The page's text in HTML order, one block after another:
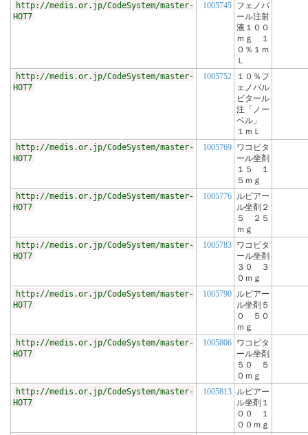
http://medis.or.jp/CodeSystem/master-
HOT7
1005745 フェノバ
ール注射
液１００
ｍｇ １
０％１ｍ
Ｌ
http://medis.or.jp/CodeSystem/master-
HOT7
1005752
１０％フ
ェノバル
ビタール
注「ノー
ベル」
１ｍＬ
http://medis.or.jp/CodeSystem/master-
HOT7
1005769 ワコビタ
ール坐剤
１５ １
５ｍｇ
http://medis.or.jp/CodeSystem/master-
HOT7
1005776 ルピアー
ル坐剤２
５ ２５
ｍｇ
http://medis.or.jp/CodeSystem/master-
HOT7
1005783 ワコビタ
ール坐剤
３０ ３
０ｍｇ
http://medis.or.jp/CodeSystem/master-
HOT7
1005790 ルピアー
ル坐剤５
０ ５０
ｍｇ
http://medis.or.jp/CodeSystem/master-
HOT7
1005806 ワコビタ
ール坐剤
５０ ５
０ｍｇ
http://medis.or.jp/CodeSystem/master-
HOT7
1005813 ルピアー
ル坐剤１
００ １
００ｍｇ